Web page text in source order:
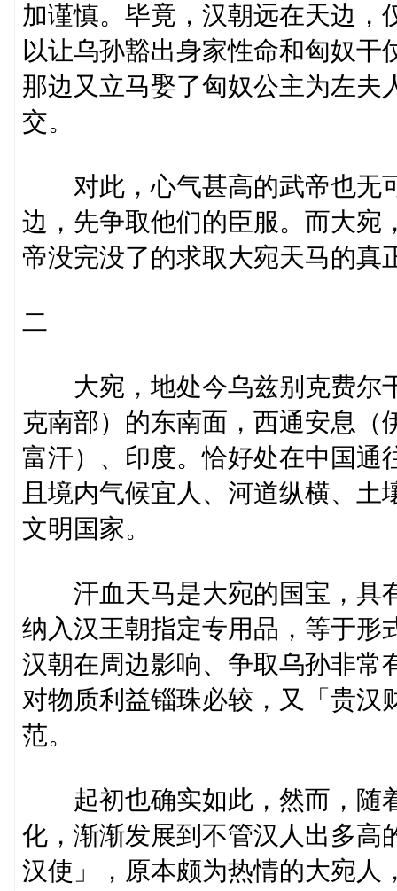
加谨慎。毕竟，汉朝远在天边
以让乌孙豁出身家性命和匈奴
那边又立马娶了匈奴公主为左夫
交。
对此，心气甚高的武帝也无
边，先争取他们的臣服。而大宛
帝没完没了的求取大宛天马的
二
大宛，地处今乌兹别克费尔
克南部）的东南面，西通安息（
富汗）、印度。恰好处在中国通
且境内气候宜人、河道纵横、
文明国家。
汗血天马是大宛的国宝，具
纳入汉王朝指定专用品，等于形
汉朝在周边影响、争取乌孙非常
对物质利益锱珠必较，又「贵汉
范。
起初也确实如此，然而，随
化，渐渐发展到不管汉人出多高
汉使」，原本颇为热情的大宛人